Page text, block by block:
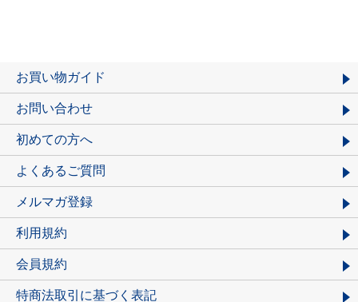
お買い物ガイド
お問い合わせ
初めての方へ
よくあるご質問
メルマガ登録
利用規約
会員規約
特商法取引に基づく表記